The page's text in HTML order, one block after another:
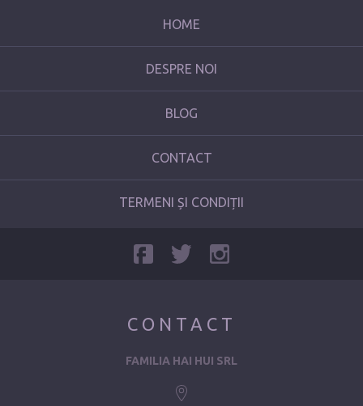
HOME
DESPRE NOI
BLOG
CONTACT
TERMENI ȘI CONDIȚII
CONTACT
FAMILIA HAI HUI SRL